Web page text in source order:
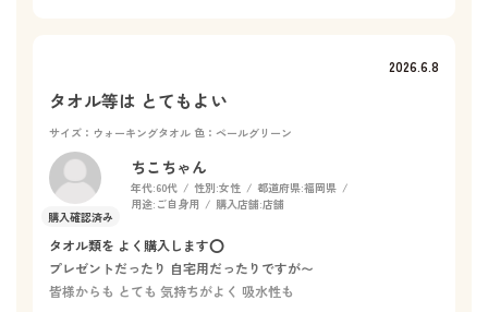
2026.6.8
タオル等は とてもよい
サイズ：ウォーキングタオル 色：ペールグリーン
ちこちゃん
年代:60代 性別:女性 都道府県:福岡県
用途: ご自身用 購入店舗:店舗
タオル類を よく購入します⭕️
プレゼントだったり 自宅用だったりですが〜
皆様からも とても 気持ちがよく 吸水性も